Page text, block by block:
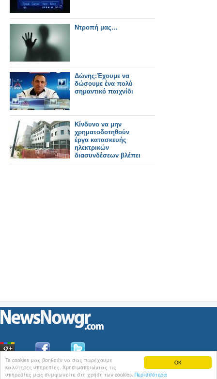
OK
Ta cookies μας βοηθούν να σας παρέχουμε
καλύτερες υπηρεσίες. Χρησιμοποιώντας τις
υπηρεσίες μας συμφωνείτε στη χρήση των cookies. Περισσότερα
Ντροπή μας…
Δώνης:Έχουμε να
δώσουμε ένα πολύ
σημαντικό παιχνίδι
Κίνδυνο να μην
χρηματοδοτηθούν
έργα κατασκευής
ηλεκτρικών
διασυνδέσεων βλέπει
η ΡΑΕ
ΟιΕιδήσεις του NewsNowgr.com στοiNews